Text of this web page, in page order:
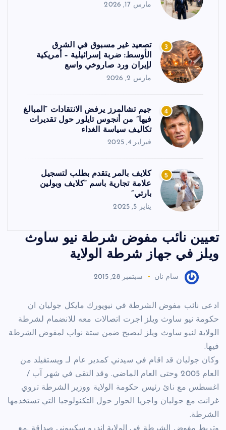
مارس 17, 2026
3
تصعيد غير مسبوق في الشرق
الأوسط: ضربة إسرائيلية – أمريكية
لإيران ورد صاروخي واسع
مارس 2, 2026
4
جيم تشالمرز يرفض الانتقادات “المبالغ
فيها” من أنجوس تايلور حول تقديرات
تكاليف سياسة الغداء
فبراير 4, 2025
5
كلايف بالمر يتقدم بطلب لتسجيل
علامة تجارية باسم “كلايف وبولين
بارتي”
يناير 5, 2025
تعيين نائب مفوض شرطة نيو ساوث
ويلز في جهاز شرطة الولاية
سام نان سبتمبر 28, 2015
ادعى نائب مفوض الشرطة في نيويورك مايكل جوليان ان
حكومة نيو ساوث ويلز اجرت اتصالات معه للانضمام لشرطة
الولاية لنيو ساوث ويلز ليصبح ضمن ستة نواب لمفوض الشرطة
فيها.
وكان جوليان قد اقام في سيدني كمدير عام لـ ويستفيلد من
العام 2005 وحتى العام الماضي. وقد التقى في شهر آب /
اغسطس مع نائ رئيس حكومة الولاية ووزير الشرطة تروي
غرانت مع جوليان واجريا الحوار حول التكنولوجيا التي تستخدمها
الشرطة.